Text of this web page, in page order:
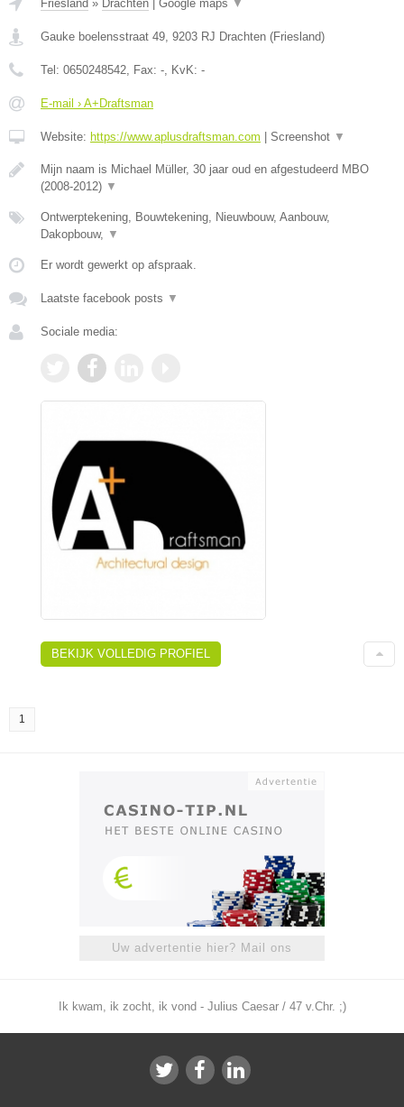
Friesland » Drachten Google maps ▼
Gauke boelensstraat 49, 9203 RJ Drachten (Friesland)
Tel: 0650248542, Fax: -, KvK: -
E-mail › A+Draftsman
Website: https://www.aplusdraftsman.com Screenshot ▼
Mijn naam is Michael Müller, 30 jaar oud en afgestudeerd MBO
(2008-2012) ▼
Ontwerptekening, Bouwtekening, Nieuwbouw, Aanbouw,
Dakopbouw, ▼
Er wordt gewerkt op afspraak.
Laatste facebook posts ▼
Sociale media:
BEKIJK VOLLEDIG PROFIEL
1
Uw advertentie hier? Mail ons
Ik kwam, ik zocht, ik vond - Julius Caesar / 47 v.Chr. ;)